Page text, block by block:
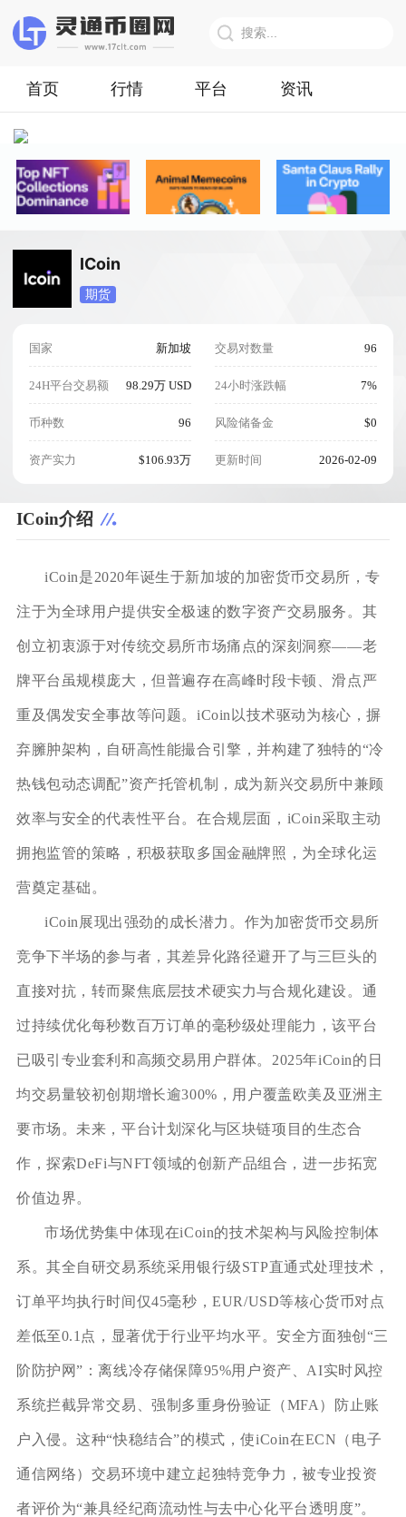
首页 行情 平台 资讯
ICoin
期货
国家 新加坡
24H平台交易额 98.29万 USD
币种数 96
资产实力 $106.93万
交易对数量 96
24小时涨跌幅 7%
风险储备金 $0
更新时间 2026-02-09
ICoin介绍
iCoin是2020年诞生于新加坡的加密货币交易所，专
注于为全球用户提供安全极速的数字资产交易服务。其
创立初衷源于对传统交易所市场痛点的深刻洞察——老
牌平台虽规模庞大，但普遍存在高峰时段卡顿、滑点严
重及偶发安全事故等问题。iCoin以技术驱动为核心，摒
弃臃肿架构，自研高性能撮合引擎，并构建了独特的“冷
热钱包动态调配”资产托管机制，成为新兴交易所中兼顾
效率与安全的代表性平台。在合规层面，iCoin采取主动
拥抱监管的策略，积极获取多国金融牌照，为全球化运
营奠定基础。
iCoin展现出强劲的成长潜力。作为加密货币交易所
竞争下半场的参与者，其差异化路径避开了与三巨头的
直接对抗，转而聚焦底层技术硬实力与合规化建设。通
过持续优化每秒数百万订单的毫秒级处理能力，该平台
已吸引专业套利和高频交易用户群体。2025年iCoin的日
均交易量较初创期增长逾300%，用户覆盖欧美及亚洲主
要市场。未来，平台计划深化与区块链项目的生态合
作，探索DeFi与NFT领域的创新产品组合，进一步拓宽
价值边界。
市场优势集中体现在iCoin的技术架构与风险控制体
系。其全自研交易系统采用银行级STP直通式处理技术，
订单平均执行时间仅45毫秒，EUR/USD等核心货币对点
差低至0.1点，显著优于行业平均水平。安全方面独创“三
阶防护网”：离线冷存储保障95%用户资产、AI实时风控
系统拦截异常交易、强制多重身份验证（MFA）防止账
户入侵。这种“快稳结合”的模式，使iCoin在ECN（电子
通信网络）交易环境中建立起独特竞争力，被专业投资
者评价为“兼具经纪商流动性与去中心化平台透明度”。